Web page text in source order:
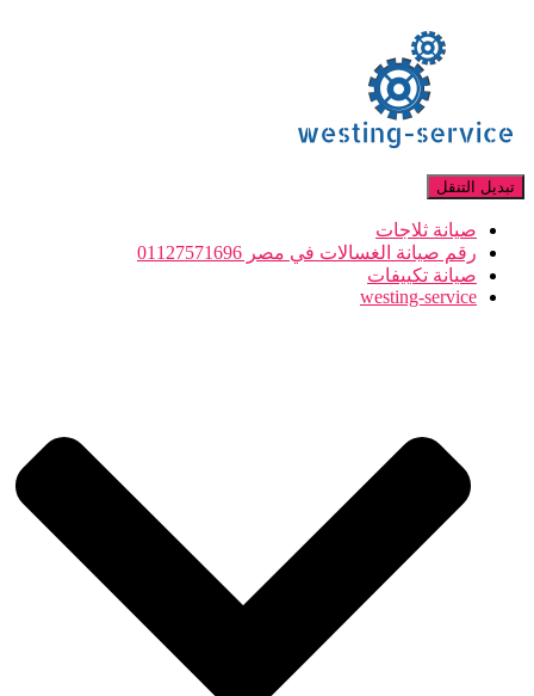
تبديل التنقل
صيانة ثلاجات
رقم صيانة الغسالات في مصر 01127571696
صيانة تكييفات
westing-service